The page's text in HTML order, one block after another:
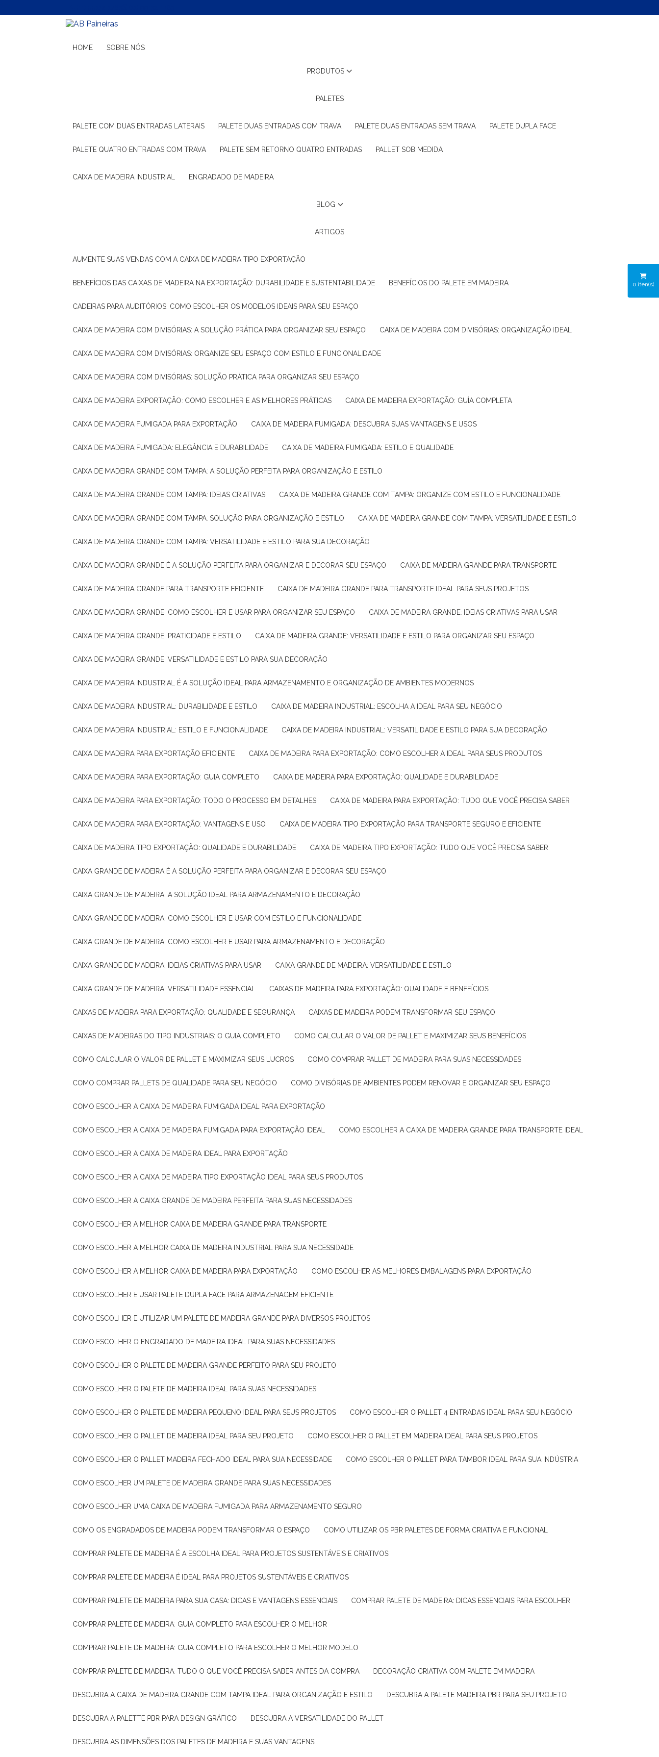
HOME SOBRE NÓS
PRODUTOS
PALETES
PALETE COM DUAS ENTRADAS LATERAIS PALETE DUAS ENTRADAS COM TRAVA PALETE DUAS ENTRADAS SEM TRAVA PALETE DUPLA FACE
PALETE QUATRO ENTRADAS COM TRAVA PALETE SEM RETORNO QUATRO ENTRADAS PALLET SOB MEDIDA
CAIXA DE MADEIRA INDUSTRIAL ENGRADADO DE MADEIRA
BLOG
ARTIGOS
AUMENTE SUAS VENDAS COM A CAIXA DE MADEIRA TIPO EXPORTAÇÃO
BENEFÍCIOS DAS CAIXAS DE MADEIRA NA EXPORTAÇÃO: DURABILIDADE E SUSTENTABILIDADE BENEFÍCIOS DO PALETE EM MADEIRA
CADEIRAS PARA AUDITÓRIOS: COMO ESCOLHER OS MODELOS IDEAIS PARA SEU ESPAÇO
CAIXA DE MADEIRA COM DIVISÓRIAS: A SOLUÇÃO PRÁTICA PARA ORGANIZAR SEU ESPAÇO CAIXA DE MADEIRA COM DIVISÓRIAS: ORGANIZAÇÃO IDEAL
CAIXA DE MADEIRA COM DIVISÓRIAS: ORGANIZE SEU ESPAÇO COM ESTILO E FUNCIONALIDADE
CAIXA DE MADEIRA COM DIVISÓRIAS: SOLUÇÃO PRÁTICA PARA ORGANIZAR SEU ESPAÇO
CAIXA DE MADEIRA EXPORTAÇÃO: COMO ESCOLHER E AS MELHORES PRÁTICAS CAIXA DE MADEIRA EXPORTAÇÃO: GUÍA COMPLETA
CAIXA DE MADEIRA FUMIGADA PARA EXPORTAÇÃO CAIXA DE MADEIRA FUMIGADA: DESCUBRA SUAS VANTAGENS E USOS
CAIXA DE MADEIRA FUMIGADA: ELEGÂNCIA E DURABILIDADE CAIXA DE MADEIRA FUMIGADA: ESTILO E QUALIDADE
CAIXA DE MADEIRA GRANDE COM TAMPA: A SOLUÇÃO PERFEITA PARA ORGANIZAÇÃO E ESTILO
CAIXA DE MADEIRA GRANDE COM TAMPA: IDEIAS CRIATIVAS CAIXA DE MADEIRA GRANDE COM TAMPA: ORGANIZE COM ESTILO E FUNCIONALIDADE
CAIXA DE MADEIRA GRANDE COM TAMPA: SOLUÇÃO PARA ORGANIZAÇÃO E ESTILO CAIXA DE MADEIRA GRANDE COM TAMPA: VERSATILIDADE E ESTILO
CAIXA DE MADEIRA GRANDE COM TAMPA: VERSATILIDADE E ESTILO PARA SUA DECORAÇÃO
CAIXA DE MADEIRA GRANDE É A SOLUÇÃO PERFEITA PARA ORGANIZAR E DECORAR SEU ESPAÇO CAIXA DE MADEIRA GRANDE PARA TRANSPORTE
CAIXA DE MADEIRA GRANDE PARA TRANSPORTE EFICIENTE CAIXA DE MADEIRA GRANDE PARA TRANSPORTE IDEAL PARA SEUS PROJETOS
CAIXA DE MADEIRA GRANDE: COMO ESCOLHER E USAR PARA ORGANIZAR SEU ESPAÇO CAIXA DE MADEIRA GRANDE: IDEIAS CRIATIVAS PARA USAR
CAIXA DE MADEIRA GRANDE: PRATICIDADE E ESTILO CAIXA DE MADEIRA GRANDE: VERSATILIDADE E ESTILO PARA ORGANIZAR SEU ESPAÇO
CAIXA DE MADEIRA GRANDE: VERSATILIDADE E ESTILO PARA SUA DECORAÇÃO
CAIXA DE MADEIRA INDUSTRIAL É A SOLUÇÃO IDEAL PARA ARMAZENAMENTO E ORGANIZAÇÃO DE AMBIENTES MODERNOS
CAIXA DE MADEIRA INDUSTRIAL: DURABILIDADE E ESTILO CAIXA DE MADEIRA INDUSTRIAL: ESCOLHA A IDEAL PARA SEU NEGÓCIO
CAIXA DE MADEIRA INDUSTRIAL: ESTILO E FUNCIONALIDADE CAIXA DE MADEIRA INDUSTRIAL: VERSATILIDADE E ESTILO PARA SUA DECORAÇÃO
CAIXA DE MADEIRA PARA EXPORTAÇÃO EFICIENTE CAIXA DE MADEIRA PARA EXPORTAÇÃO: COMO ESCOLHER A IDEAL PARA SEUS PRODUTOS
CAIXA DE MADEIRA PARA EXPORTAÇÃO: GUIA COMPLETO CAIXA DE MADEIRA PARA EXPORTAÇÃO: QUALIDADE E DURABILIDADE
CAIXA DE MADEIRA PARA EXPORTAÇÃO: TODO O PROCESSO EM DETALHES CAIXA DE MADEIRA PARA EXPORTAÇÃO: TUDO QUE VOCÊ PRECISA SABER
CAIXA DE MADEIRA PARA EXPORTAÇÃO: VANTAGENS E USO CAIXA DE MADEIRA TIPO EXPORTAÇÃO PARA TRANSPORTE SEGURO E EFICIENTE
CAIXA DE MADEIRA TIPO EXPORTAÇÃO: QUALIDADE E DURABILIDADE CAIXA DE MADEIRA TIPO EXPORTAÇÃO: TUDO QUE VOCÊ PRECISA SABER
CAIXA GRANDE DE MADEIRA É A SOLUÇÃO PERFEITA PARA ORGANIZAR E DECORAR SEU ESPAÇO
CAIXA GRANDE DE MADEIRA: A SOLUÇÃO IDEAL PARA ARMAZENAMENTO E DECORAÇÃO
CAIXA GRANDE DE MADEIRA: COMO ESCOLHER E USAR COM ESTILO E FUNCIONALIDADE
CAIXA GRANDE DE MADEIRA: COMO ESCOLHER E USAR PARA ARMAZENAMENTO E DECORAÇÃO
CAIXA GRANDE DE MADEIRA: IDEIAS CRIATIVAS PARA USAR CAIXA GRANDE DE MADEIRA: VERSATILIDADE E ESTILO
CAIXA GRANDE DE MADEIRA: VERSATILIDADE ESSENCIAL CAIXAS DE MADEIRA PARA EXPORTAÇÃO: QUALIDADE E BENEFÍCIOS
CAIXAS DE MADEIRA PARA EXPORTAÇÃO: QUALIDADE E SEGURANÇA CAIXAS DE MADEIRA PODEM TRANSFORMAR SEU ESPAÇO
CAIXAS DE MADEIRAS DO TIPO INDUSTRIAIS: O GUIA COMPLETO COMO CALCULAR O VALOR DE PALLET E MAXIMIZAR SEUS BENEFÍCIOS
COMO CALCULAR O VALOR DE PALLET E MAXIMIZAR SEUS LUCROS COMO COMPRAR PALLET DE MADEIRA PARA SUAS NECESSIDADES
COMO COMPRAR PALLETS DE QUALIDADE PARA SEU NEGÓCIO COMO DIVISÓRIAS DE AMBIENTES PODEM RENOVAR E ORGANIZAR SEU ESPAÇO
COMO ESCOLHER A CAIXA DE MADEIRA FUMIGADA IDEAL PARA EXPORTAÇÃO
COMO ESCOLHER A CAIXA DE MADEIRA FUMIGADA PARA EXPORTAÇÃO IDEAL COMO ESCOLHER A CAIXA DE MADEIRA GRANDE PARA TRANSPORTE IDEAL
COMO ESCOLHER A CAIXA DE MADEIRA IDEAL PARA EXPORTAÇÃO
COMO ESCOLHER A CAIXA DE MADEIRA TIPO EXPORTAÇÃO IDEAL PARA SEUS PRODUTOS
COMO ESCOLHER A CAIXA GRANDE DE MADEIRA PERFEITA PARA SUAS NECESSIDADES
COMO ESCOLHER A MELHOR CAIXA DE MADEIRA GRANDE PARA TRANSPORTE
COMO ESCOLHER A MELHOR CAIXA DE MADEIRA INDUSTRIAL PARA SUA NECESSIDADE
COMO ESCOLHER A MELHOR CAIXA DE MADEIRA PARA EXPORTAÇÃO COMO ESCOLHER AS MELHORES EMBALAGENS PARA EXPORTAÇÃO
COMO ESCOLHER E USAR PALETE DUPLA FACE PARA ARMAZENAGEM EFICIENTE
COMO ESCOLHER E UTILIZAR UM PALETE DE MADEIRA GRANDE PARA DIVERSOS PROJETOS
COMO ESCOLHER O ENGRADADO DE MADEIRA IDEAL PARA SUAS NECESSIDADES
COMO ESCOLHER O PALETE DE MADEIRA GRANDE PERFEITO PARA SEU PROJETO
COMO ESCOLHER O PALETE DE MADEIRA IDEAL PARA SUAS NECESSIDADES
COMO ESCOLHER O PALETE DE MADEIRA PEQUENO IDEAL PARA SEUS PROJETOS COMO ESCOLHER O PALLET 4 ENTRADAS IDEAL PARA SEU NEGÓCIO
COMO ESCOLHER O PALLET DE MADEIRA IDEAL PARA SEU PROJETO COMO ESCOLHER O PALLET EM MADEIRA IDEAL PARA SEUS PROJETOS
COMO ESCOLHER O PALLET MADEIRA FECHADO IDEAL PARA SUA NECESSIDADE COMO ESCOLHER O PALLET PARA TAMBOR IDEAL PARA SUA INDÚSTRIA
COMO ESCOLHER UM PALETE DE MADEIRA GRANDE PARA SUAS NECESSIDADES
COMO ESCOLHER UMA CAIXA DE MADEIRA FUMIGADA PARA ARMAZENAMENTO SEGURO
COMO OS ENGRADADOS DE MADEIRA PODEM TRANSFORMAR O ESPAÇO COMO UTILIZAR OS PBR PALETES DE FORMA CRIATIVA E FUNCIONAL
COMPRAR PALETE DE MADEIRA É A ESCOLHA IDEAL PARA PROJETOS SUSTENTÁVEIS E CRIATIVOS
COMPRAR PALETE DE MADEIRA É IDEAL PARA PROJETOS SUSTENTÁVEIS E CRIATIVOS
COMPRAR PALETE DE MADEIRA PARA SUA CASA: DICAS E VANTAGENS ESSENCIAIS COMPRAR PALETE DE MADEIRA: DICAS ESSENCIAIS PARA ESCOLHER
COMPRAR PALETE DE MADEIRA: GUIA COMPLETO PARA ESCOLHER O MELHOR
COMPRAR PALETE DE MADEIRA: GUIA COMPLETO PARA ESCOLHER O MELHOR MODELO
COMPRAR PALETE DE MADEIRA: TUDO O QUE VOCÊ PRECISA SABER ANTES DA COMPRA DECORAÇÃO CRIATIVA COM PALETE EM MADEIRA
DESCUBRA A CAIXA DE MADEIRA GRANDE COM TAMPA IDEAL PARA ORGANIZAÇÃO E ESTILO DESCUBRA A PALETE MADEIRA PBR PARA SEU PROJETO
DESCUBRA A PALETTE PBR PARA DESIGN GRÁFICO DESCUBRA A VERSATILIDADE DO PALLET
DESCUBRA AS DIMENSÕES DOS PALETES DE MADEIRA E SUAS VANTAGENS
0 iten(s)